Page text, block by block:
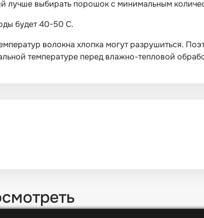
лучше выбирать порошок с минимальным
будет 40-50 С.
волокна хлопка могут разрушиться.
температуре перед влажно-тепловой